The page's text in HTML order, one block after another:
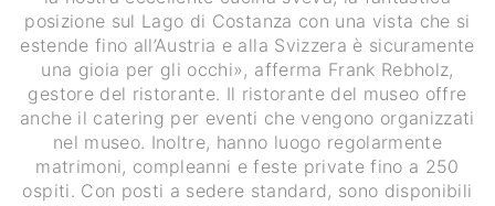
posizione sul Lago di Costanza con una vista che si
estende fino all’Austria e alla Svizzera è sicuramente
una gioia per gli occhi», afferma Frank Rebholz,
gestore del ristorante. Il ristorante del museo offre
anche il catering per eventi che vengono organizzati
nel museo. Inoltre, hanno luogo regolarmente
matrimoni, compleanni e feste private fino a 250
ospiti. Con posti a sedere standard, sono disponibili